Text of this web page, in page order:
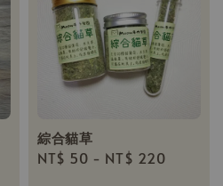
綜合貓草
Regular
NT$ 50 - NT$ 220